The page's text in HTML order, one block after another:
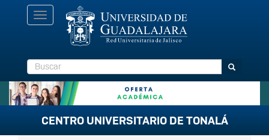
Toggle
navigation
Buscar Buscar
CENTRO UNIVERSITARIO DE TONALÁ